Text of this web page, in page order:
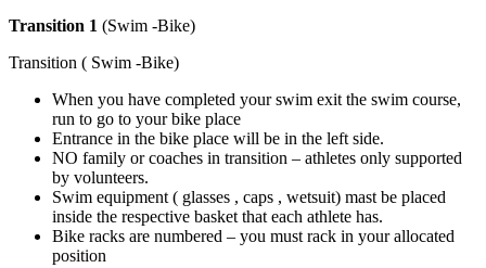
Transition 1 (Swim -Bike)
Transition ( Swim -Bike)
When you have completed your swim exit the swim course,
run to go to your bike place
Entrance in the bike place will be in the left side.
NO family or coaches in transition – athletes only supported
by volunteers.
Swim equipment ( glasses , caps , wetsuit) mast be placed
inside the respective basket that each athlete has.
Bike racks are numbered – you must rack in your allocated
position